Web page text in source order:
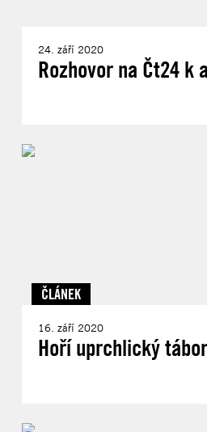
24. září 2020
Rozhovor na Čt24
ČLÁNEK
16. září 2020
Hoří uprchlický